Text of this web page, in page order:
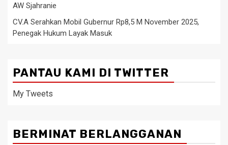
AW Sjahranie
CV.A Serahkan Mobil Gubernur Rp8,5 M November 2025,
Penegak Hukum Layak Masuk
PANTAU KAMI DI TWITTER
My Tweets
BERMINAT BERLANGGANAN